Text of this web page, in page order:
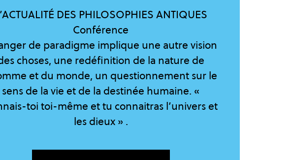
DES PHILOSOPHIES ANTIQUES
Conférence
de paradigme implique une autre vision
choses, une redéfinition de la nature de
et du monde, un questionnement sur le
sens de la vie et de la destinée humaine. «
toi toi-même et tu connaitras l’univers et
les dieux » .